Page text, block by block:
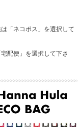
「ネコポス」を選択して
配便」を選択して下さ